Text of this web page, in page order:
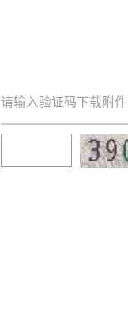
请输入验证码下载附件